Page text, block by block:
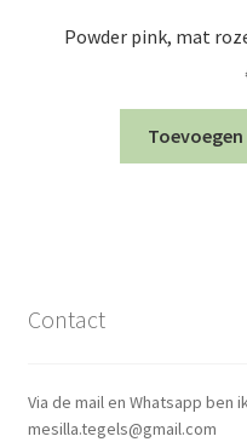
Powder pink, mat
Contact
Via de mail en Whatsapp ben
mesilla.tegels@gmail.com